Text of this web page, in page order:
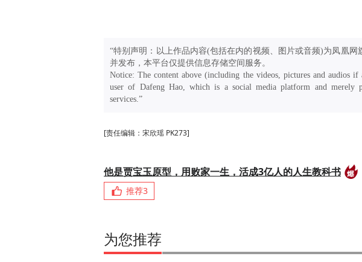
“特别声明：以上作品内容(包括在内的视频、图片或音频)为凤凰网
并发布，本平台仅提供信息存储空间服务。
Notice: The content above (including the videos, pictures and audios if
user of Dafeng Hao, which is a social media platform and merely
services.”
[责任编辑：宋欣瑶 PK273]
他是贾宝玉原型，用败家一生，活成3亿人的人生教科书
推荐3
为您推荐